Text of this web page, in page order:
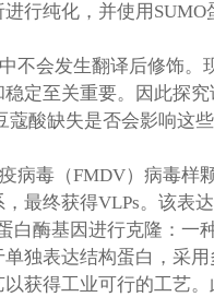
行纯化，并使用
不会发生翻译后修饰
定至关重要。因此探
酸缺失是否会影响这
病毒（FMDV）病毒
最终获得VLPs。该表
白酶基因进行克隆：
独表达结构蛋白，采
获得工业可行的工艺